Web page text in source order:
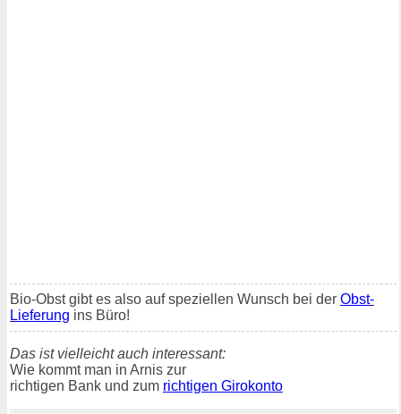
Bio-Obst gibt es also auf speziellen Wunsch bei der Obst-
Lieferung ins Büro!
Das ist vielleicht auch interessant:
Wie kommt man in Arnis zur
richtigen Bank und zum richtigen Girokonto